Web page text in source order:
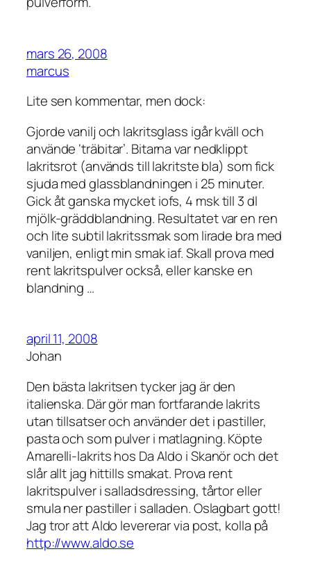
mars 26, 2008
marcus
Lite sen kommentar, men dock:
Gjorde vanilj och lakritsglass igår kväll och
använde ‘träbitar’. Bitarna var nedklippt
lakritsrot (används till lakritste bla) som fick
sjuda med glassblandningen i 25 minuter.
Gick åt ganska mycket iofs, 4 msk till 3 dl
mjölk-gräddblandning. Resultatet var en ren
och lite subtil lakritssmak som lirade bra med
vaniljen, enligt min smak iaf. Skall prova med
rent lakritspulver också, eller kanske en
blandning …
april 11, 2008
Johan
Den bästa lakritsen tycker jag är den
italienska. Där gör man fortfarande lakrits
utan tillsatser och använder det i pastiller,
pasta och som pulver i matlagning. Köpte
Amarelli-lakrits hos Da Aldo i Skanör och det
slår allt jag hittills smakat. Prova rent
lakritspulver i salladsdressing, tårtor eller
smula ner pastiller i salladen. Oslagbart gott!
Jag tror att Aldo levererar via post, kolla på
http://www.aldo.se